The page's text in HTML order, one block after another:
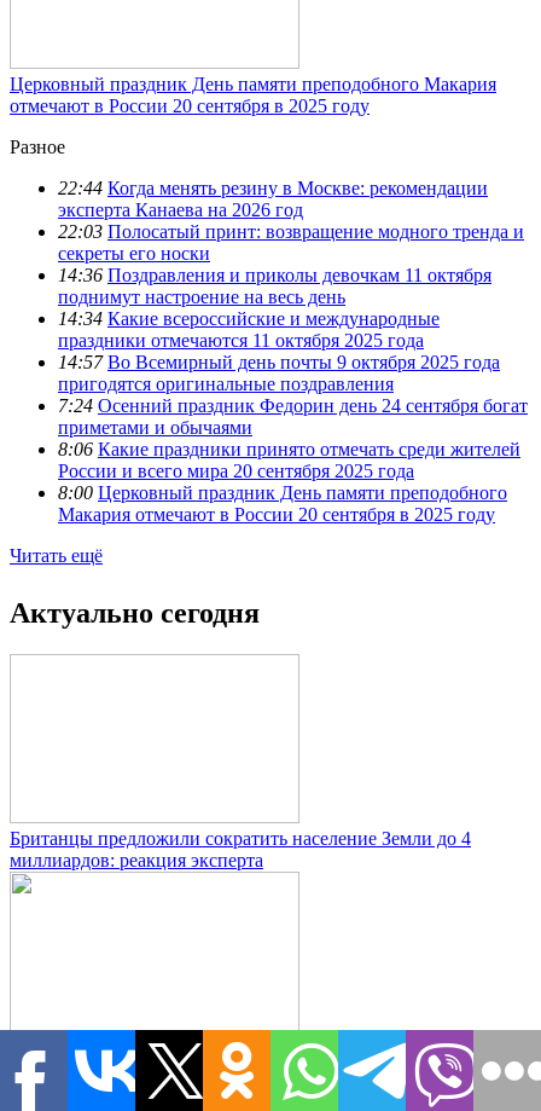
Церковный праздник День памяти преподобного Макария
отмечают в России 20 сентября в 2025 году
Разное
22:44 Когда менять резину в Москве: рекомендации
эксперта Канаева на 2026 год
22:03 Полосатый принт: возвращение модного тренда и
секреты его носки
14:36 Поздравления и приколы девочкам 11 октября
поднимут настроение на весь день
14:34 Какие всероссийские и международные
праздники отмечаются 11 октября 2025 года
14:57 Во Всемирный день почты 9 октября 2025 года
пригодятся оригинальные поздравления
7:24 Осенний праздник Федорин день 24 сентября богат
приметами и обычаями
8:06 Какие праздники принято отмечать среди жителей
России и всего мира 20 сентября 2025 года
8:00 Церковный праздник День памяти преподобного
Макария отмечают в России 20 сентября в 2025 году
Читать ещё
Актуально сегодня
Британцы предложили сократить население Земли до 4
миллиардов: реакция эксперта
Дочь героя СВО остаётся в семье главы района: прабабушка
не может добиться правосудия